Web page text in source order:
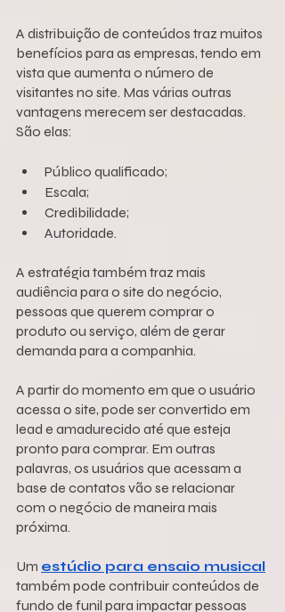
A distribuição de conteúdos traz muitos
benefícios para as empresas, tendo em
vista que aumenta o número de
visitantes no site. Mas várias outras
vantagens merecem ser destacadas.
São elas:
Público qualificado;
Escala;
Credibilidade;
Autoridade.
A estratégia também traz mais
audiência para o site do negócio,
pessoas que querem comprar o
produto ou serviço, além de gerar
demanda para a companhia.
A partir do momento em que o usuário
acessa o site, pode ser convertido em
lead e amadurecido até que esteja
pronto para comprar. Em outras
palavras, os usuários que acessam a
base de contatos vão se relacionar
com o negócio de maneira mais
próxima.
Um estúdio para ensaio musical
também pode contribuir conteúdos de
fundo de funil para impactar pessoas